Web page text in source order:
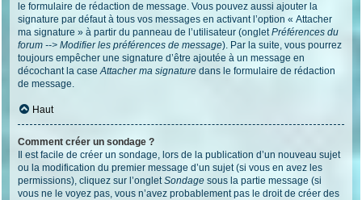
le formulaire de rédaction de message. Vous pouvez aussi ajouter la
signature par défaut à tous vos messages en activant l’option « Attacher
ma signature » à partir du panneau de l’utilisateur (ongletPréférences du
forum --> Modifier les préférences de message). Par la suite, vous pourrez
toujours empêcher une signature d’être ajoutée à un message en
décochant la caseAttacher ma signature dans le formulaire de rédaction
de message.
Haut
Comment créer un sondage ?
Il est facile de créer un sondage, lors de la publication d’un nouveau sujet
ou la modification du premier message d’un sujet (si vous en avez les
permissions), cliquez sur l’ongletSondage sous la partie message (si
vous ne le voyez pas, vous n’avez probablement pas le droit de créer des